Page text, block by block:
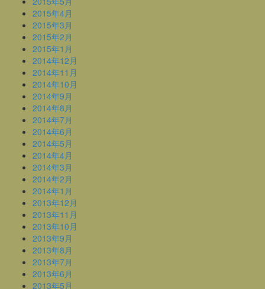
2015年4月
2015年3月
2015年2月
2015年1月
2014年12月
2014年11月
2014年10月
2014年9月
2014年8月
2014年7月
2014年6月
2014年5月
2014年4月
2014年3月
2014年2月
2014年1月
2013年12月
2013年11月
2013年10月
2013年9月
2013年8月
2013年7月
2013年6月
2013年5月